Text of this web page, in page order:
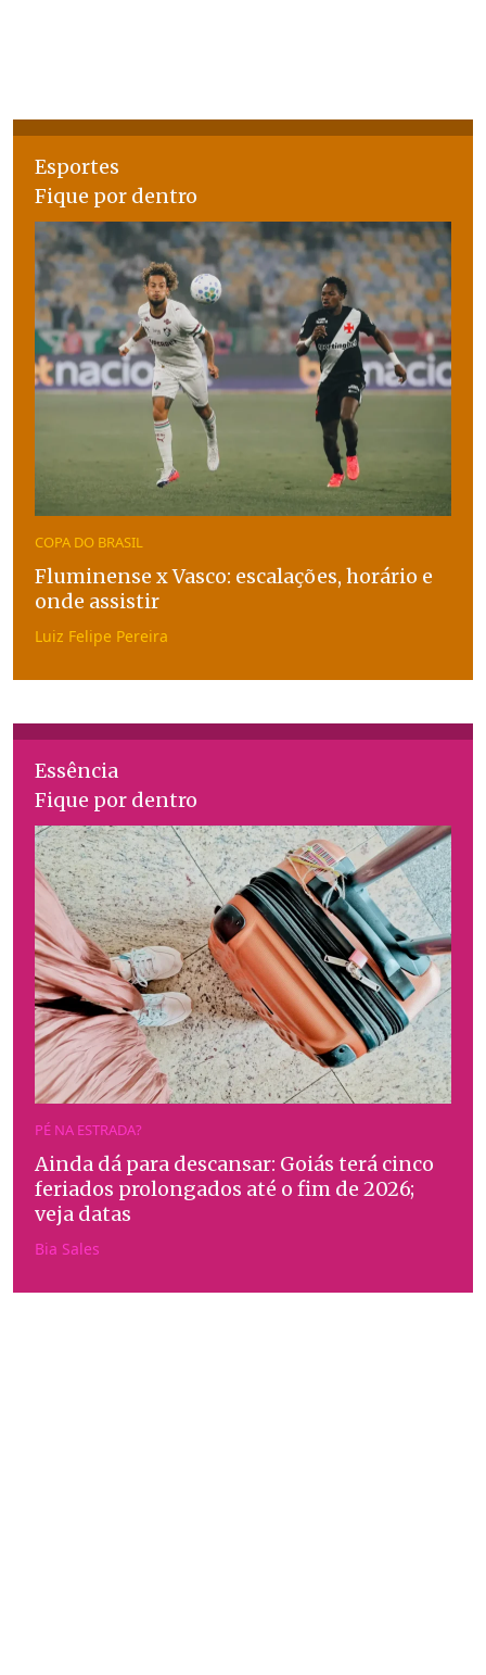
Esportes
Fique por dentro
COPA DO BRASIL
Fluminense x Vasco: escalações, horário e
onde assistir
Luiz Felipe Pereira
Essência
Fique por dentro
PÉ NA ESTRADA?
Ainda dá para descansar: Goiás terá cinco
feriados prolongados até o fim de 2026;
veja datas
Bia Sales